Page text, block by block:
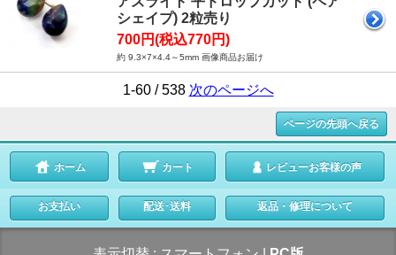
シェイプ) 2粒売り
700円(税込770円)
約 9.3×7×4.4～5mm 画像商品お届け
1-60 / 538 次のページへ
ページの先頭へ戻る
ホーム カート レビューお客様の声
お支払い 配送･送料 返品・修理について